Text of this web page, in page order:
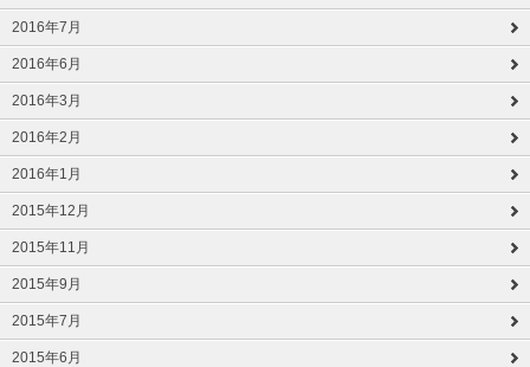
2016年7月
2016年6月
2016年3月
2016年2月
2016年1月
2015年12月
2015年11月
2015年9月
2015年7月
2015年6月